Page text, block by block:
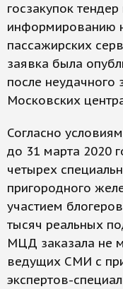
госзакупок
информированию
пассажирских
заявка была
после неудачного
Московских
Согласно
до 31 марта 2020
четырех
пригородного
участием
тысяч реальных
МЦД заказала не
ведущих СМИ с
экспертов-